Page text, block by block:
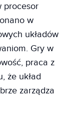
procesor
w
układów
Gry w
praca z
że układ
zarządza